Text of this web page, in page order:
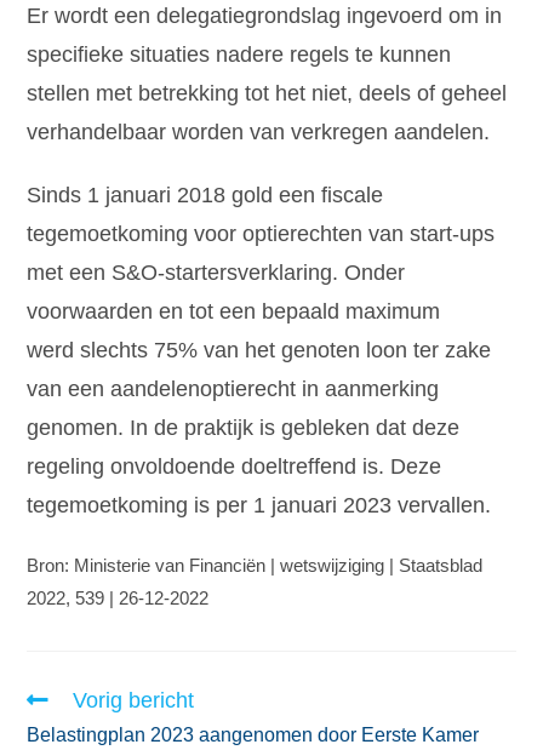
Er wordt een delegatiegrondslag ingevoerd om in
specifieke situaties nadere regels te kunnen
stellen met betrekking tot het niet, deels of geheel
verhandelbaar worden van verkregen aandelen.
Sinds 1 januari 2018 gold een fiscale
tegemoetkoming voor optierechten van start-ups
met een S&O-startersverklaring. Onder
voorwaarden en tot een bepaald maximum
werd slechts 75% van het genoten loon ter zake
van een aandelenoptierecht in aanmerking
genomen. In de praktijk is gebleken dat deze
regeling onvoldoende doeltreffend is. Deze
tegemoetkoming is per 1 januari 2023 vervallen.
Bron: Ministerie van Financiën | wetswijziging | Staatsblad
2022, 539 | 26-12-2022
Vorig bericht
Belastingplan 2023 aangenomen door Eerste Kamer